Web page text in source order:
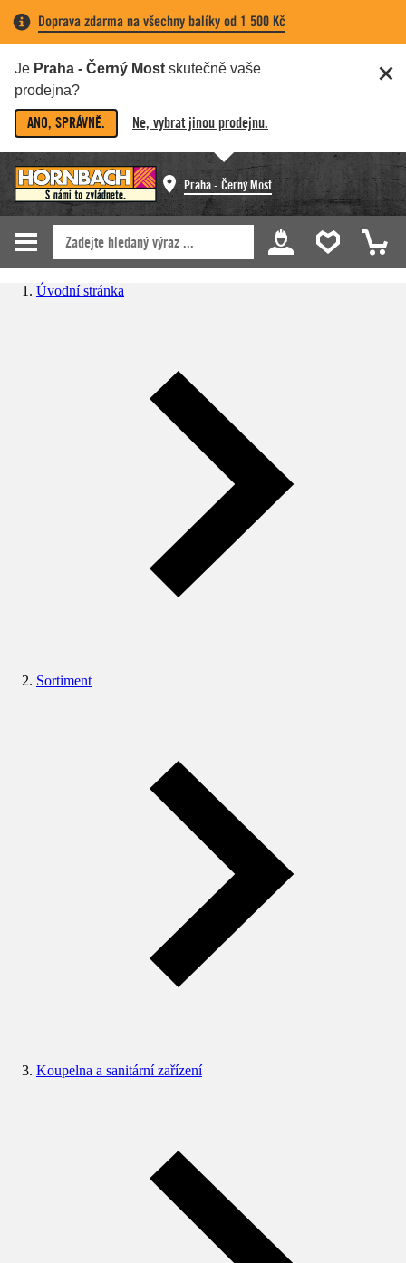
Doprava zdarma na všechny balíky od 1 500 Kč
Je Praha - Černý Most skutečně vaše
prodejna?
ANO, SPRÁVNĚ. Ne, vybrat jinou prodejnu.
Praha - Černý Most
Úvodní stránka
Sortiment
Koupelna a sanitární zařízení